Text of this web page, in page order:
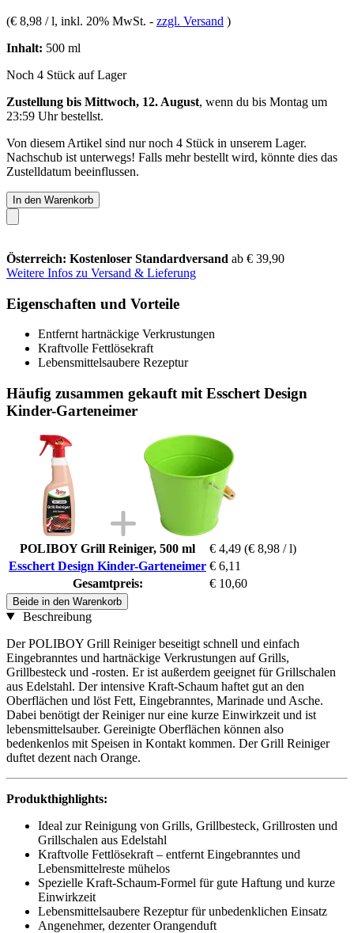
(€ 8,98 / l, inkl. 20% MwSt. - zzgl. Versand )
Inhalt: 500 ml
Noch 4 Stück auf Lager
Zustellung bis Mittwoch, 12. August, wenn du bis Montag um
23:59 Uhrbestellst.
Von diesem Artikel sind nur noch 4 Stück in unserem Lager.
Nachschub ist unterwegs! Falls mehr bestellt wird, könnte dies das
Zustelldatum beeinflussen.
In den Warenkorb
Österreich: Kostenloser Standardversand ab € 39,90
Weitere Infos zu Versand & Lieferung
Eigenschaften und Vorteile
Entfernt hartnäckige Verkrustungen
Kraftvolle Fettlösekraft
Lebensmittelsaubere Rezeptur
Häufig zusammen gekauft mit Esschert Design
Kinder-Garteneimer
POLIBOY Grill Reiniger, 500 ml € 4,49 (€ 8,98 / l)
Esschert Design Kinder-Garteneimer € 6,11
Gesamtpreis:
€ 10,60
Beide in den Warenkorb
Beschreibung
Der POLIBOY Grill Reiniger beseitigt schnell und einfach
Eingebranntes und hartnäckige Verkrustungen auf Grills,
Grillbesteck und -rosten. Er ist außerdem geeignet für Grillschalen
aus Edelstahl. Der intensive Kraft-Schaum haftet gut an den
Oberflächen und löst Fett, Eingebranntes, Marinade und Asche.
Dabei benötigt der Reiniger nur eine kurze Einwirkzeit und ist
lebensmittelsauber. Gereinigte Oberflächen können also
bedenkenlos mit Speisen in Kontakt kommen. Der Grill Reiniger
duftet dezent nach Orange.
Produkthighlights:
Ideal zur Reinigung von Grills, Grillbesteck, Grillrosten und
Grillschalen aus Edelstahl
Kraftvolle Fettlösekraft – entfernt Eingebranntes und
Lebensmittelreste mühelos
Spezielle Kraft-Schaum-Formel für gute Haftung und kurze
Einwirkzeit
Lebensmittelsaubere Rezeptur für unbedenklichen Einsatz
Angenehmer, dezenter Orangenduft